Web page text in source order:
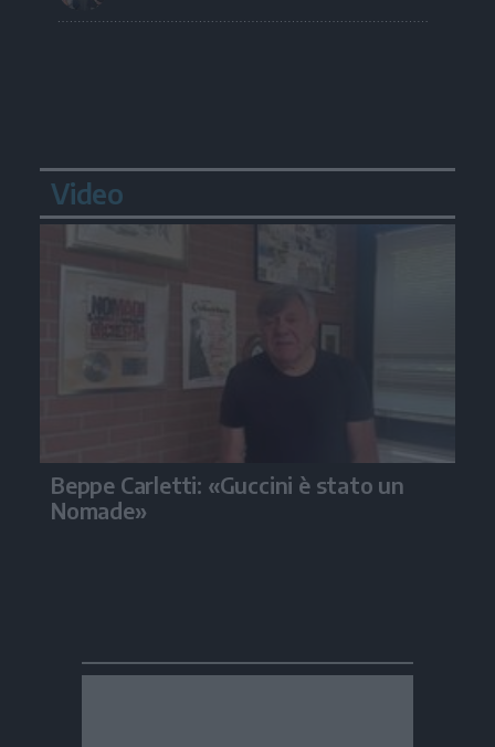
Video
Beppe Carletti: «Guccini è stato un
Nomade»